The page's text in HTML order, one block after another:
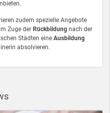
zudem spezielle Angebote
Zuge der Rückbildung nach der
Städten eine Ausbildung
absolvieren.